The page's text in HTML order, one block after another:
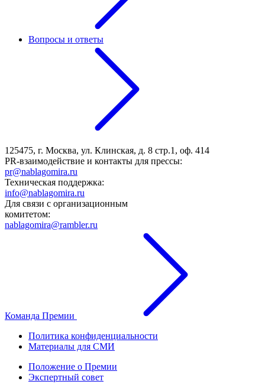
Вопросы и ответы
125475, г. Москва, ул. Клинская, д. 8 стр.1, оф. 414
PR-взаимодействие и контакты для прессы:
pr@nablagomira.ru
Техническая поддержка:
info@nablagomira.ru
Для связи с организационным
комитетом:
nablagomira@rambler.ru
Команда Премии
Политика конфиденциальности
Материалы для СМИ
Положение о Премии
Экспертный совет